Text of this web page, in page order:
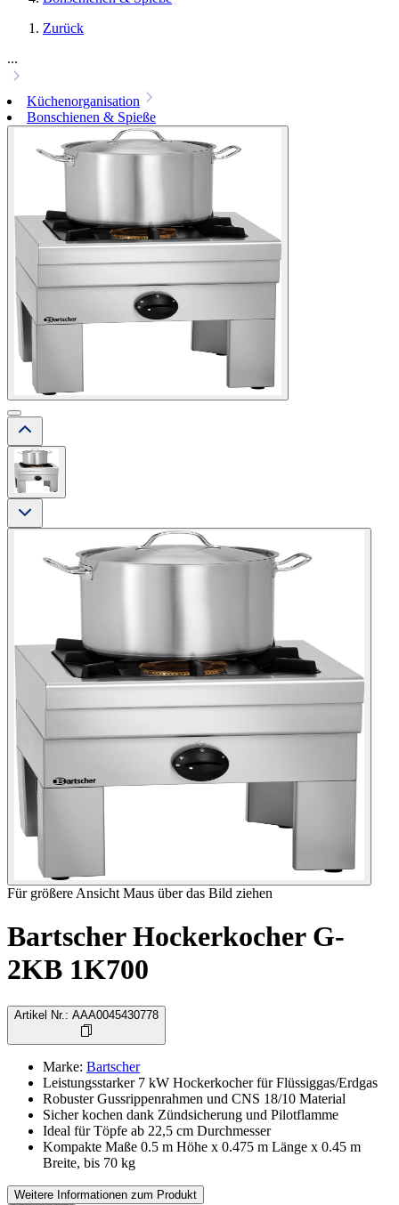
Zurück
...
Küchenorganisation
Bonschienen & Spieße
Für größere Ansicht Maus über das Bild ziehen
Bartscher Hockerkocher G-
2KB 1K700
Artikel Nr. : AAA0045430778
Marke: Bartscher
Leistungsstarker 7 kW Hockerkocher für Flüssiggas/Erdgas
Robuster Gussrippenrahmen und CNS 18/10 Material
Sicher kochen dank Zündsicherung und Pilotflamme
Ideal für Töpfe ab 22,5 cm Durchmesser
Kompakte Maße 0.5 m Höhe x 0.475 m Länge x 0.45 m
Breite, bis 70 kg
Weitere Informationen zum Produkt